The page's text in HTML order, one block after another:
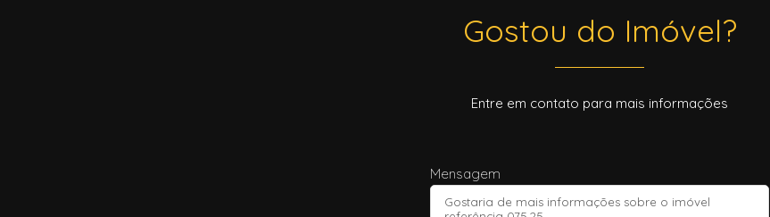
Gostou do Imóvel?
Entre em contato para mais informações
Mensagem